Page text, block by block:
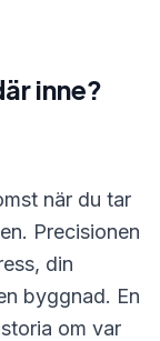
inne?
när du tar
Precisionen
din
byggnad. En
om var